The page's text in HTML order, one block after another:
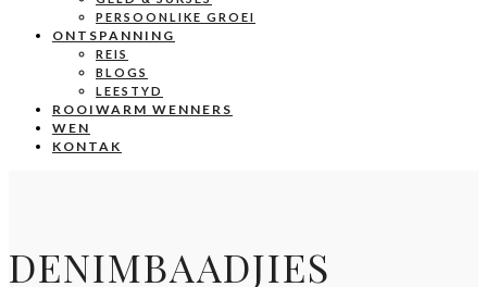
PERSOONLIKE GROEI
ONTSPANNING
REIS
BLOGS
LEESTYD
ROOIWARM WENNERS
WEN
KONTAK
DENIMBAADJIES